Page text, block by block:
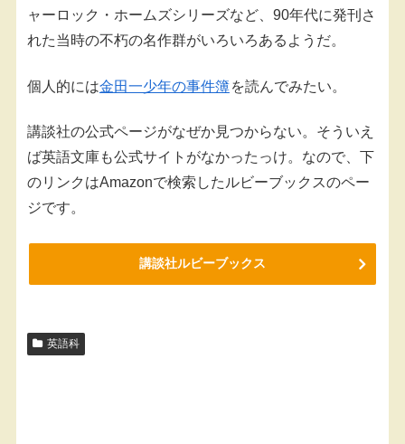
ャーロック・ホームズシリーズなど、90年代に発刊さ
れた当時の不朽の名作群がいろいろあるようだ。
個人的には金田一少年の事件簿を読んでみたい。
講談社の公式ページがなぜか見つからない。そういえ
ば英語文庫も公式サイトがなかったっけ。なので、下
のリンクはAmazonで検索したルビーブックスのペー
ジです。
講談社ルビーブックス
英語科